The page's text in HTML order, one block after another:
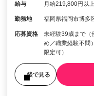
給与 月給219,800円以
勤務地 福岡県福岡市博多
応募資格
未経験39歳まで（
め／職業経験不
限定可）
後で見る